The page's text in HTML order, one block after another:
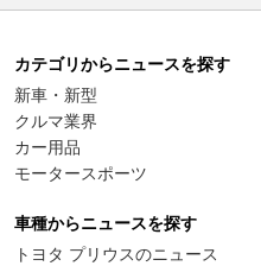
カテゴリからニュースを探す
新車・新型
クルマ業界
カー用品
モータースポーツ
車種からニュースを探す
トヨタ プリウスのニュース